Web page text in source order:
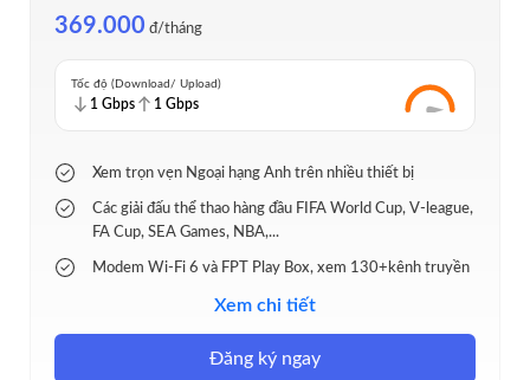
369.000 đ/tháng
Tốc độ (Download/ Upload)
1 Gbps 1 Gbps
Xem trọn vẹn Ngoại hạng Anh trên nhiều thiết bị
Các giải đấu thể thao hàng đầu FIFA World Cup, V-league,
FA Cup, SEA Games, NBA,...
Modem Wi-Fi 6 và FPT Play Box, xem 130+kênh truyền
Tặng thêm 1 tháng xem Ngoại Hạng Anh miễn phí
Xem chi tiết
Đăng ký ngay